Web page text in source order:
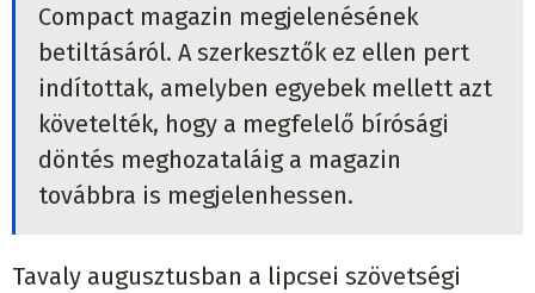
Compact magazin megjelenésének
betiltásáról. A szerkesztők ez ellen pert
indítottak, amelyben egyebek mellett azt
követelték, hogy a megfelelő bírósági
döntés meghozataláig a magazin
továbbra is megjelenhessen.
Tavaly augusztusban a lipcsei szövetségi